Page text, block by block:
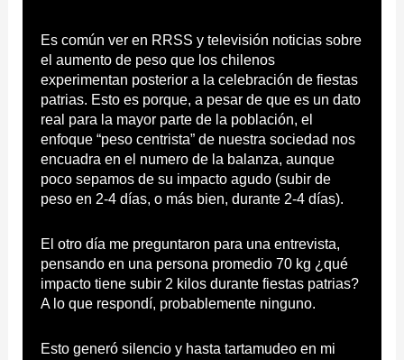
Es común ver en RRSS y televisión noticias sobre
el aumento de peso que los chilenos
experimentan posterior a la celebración de fiestas
patrias. Esto es porque, a pesar de que es un dato
real para la mayor parte de la población, el
enfoque “peso centrista” de nuestra sociedad nos
encuadra en el numero de la balanza, aunque
poco sepamos de su impacto agudo (subir de
peso en 2-4 días, o más bien, durante 2-4 días).
El otro día me preguntaron para una entrevista,
pensando en una persona promedio 70 kg ¿qué
impacto tiene subir 2 kilos durante fiestas patrias?
A lo que respondí, probablemente ninguno.
Esto generó silencio y hasta tartamudeo en mi